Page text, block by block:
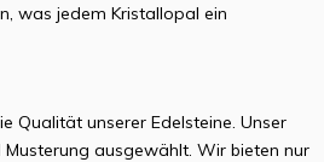
was jedem Kristallopal ein
Qualität unserer Edelsteine. Unser
ausgewählt. Wir bieten nur